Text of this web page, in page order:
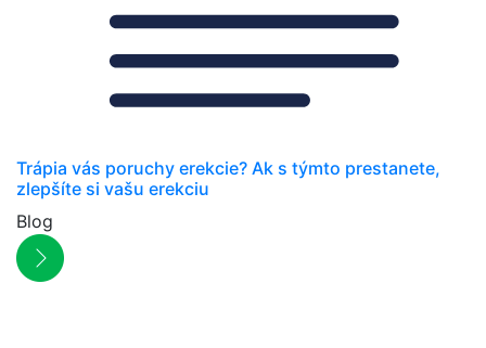
Trápia vás poruchy erekcie? Ak s týmto prestanete,
zlepšíte si vašu erekciu
Blog